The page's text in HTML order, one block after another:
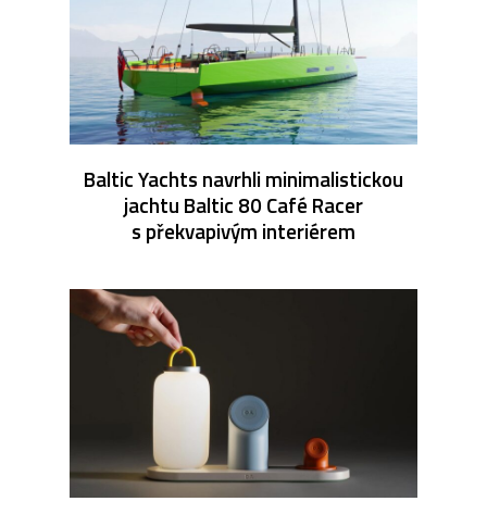
Baltic Yachts navrhli minimalistickou
jachtu Baltic 80 Café Racer
s překvapivým interiérem